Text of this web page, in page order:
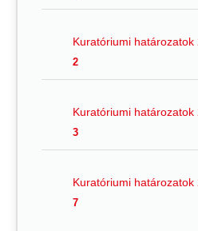
Kuratóriumi
2
Kuratóriumi
3
Kuratóriumi
7